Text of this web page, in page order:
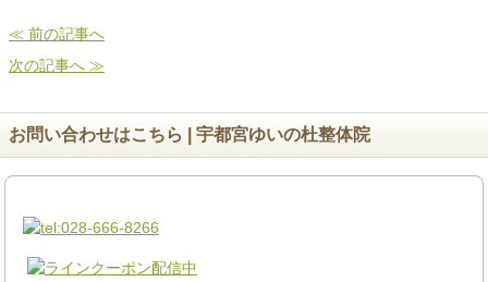
≪ 前の記事へ
次の記事へ ≫
お問い合わせはこちら | 宇都宮ゆいの杜整体院